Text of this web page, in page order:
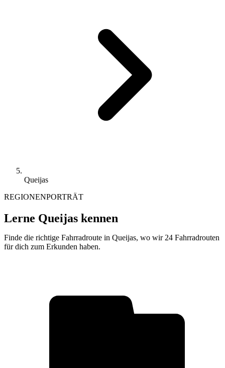
Queijas
REGIONENPORTRÄT
Lerne Queijas kennen
Finde die richtige Fahrradroute in Queijas, wo wir 24 Fahrradrouten
für dich zum Erkunden haben.